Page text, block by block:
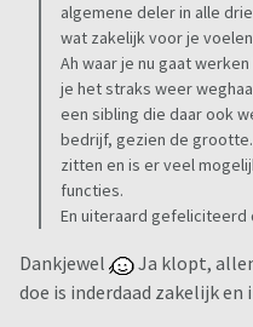
algemene deler in alle
wat zakelijk voor je
Ah waar je nu gaat
je het straks weer
een sibling die daar ook
bedrijf, gezien de
zitten en is er veel
functies.
En uiteraard gefeliciteerd
Dankjewel
Ja klopt,
doe is inderdaad zakelijk